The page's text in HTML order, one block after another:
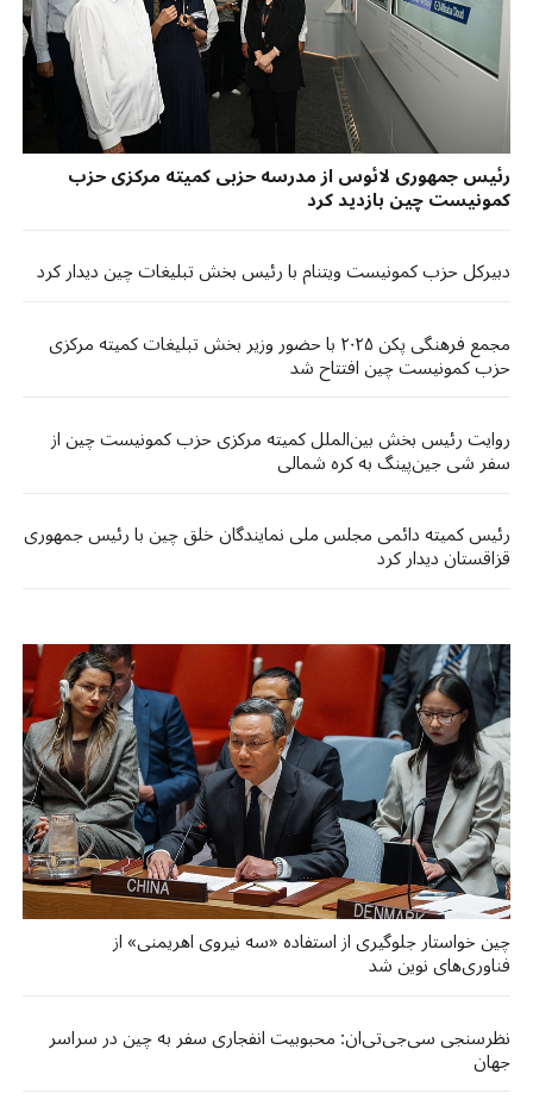
رئیس جمهوری لائوس از مدرسه حزبی کمیته مرکزی حزب
کمونیست چین بازدید کرد
دبیرکل حزب کمونیست ویتنام با رئیس بخش تبلیغات چین دیدار کرد​​
مجمع فرهنگی پکن ۲۰۲۵ با حضور وزیر بخش تبلیغات کمیته مرکزی
حزب کمونیست چین افتتاح شد
روایت رئیس بخش بین‌الملل کمیته مرکزی حزب کمونیست چین از
سفر شی جین‌پینگ به کره شمالی
رئیس کمیته دائمی مجلس ملی نمایندگان خلق چین با رئیس جمهوری
قزاقستان دیدار کرد
چین خواستار جلوگیری از استفاده «سه نیروی اهریمنی» از
فناوری‌های نوین شد
نظرسنجی سی‌جی‌تی‌ان: محبوبیت انفجاری سفر به چین در سراسر
جهان